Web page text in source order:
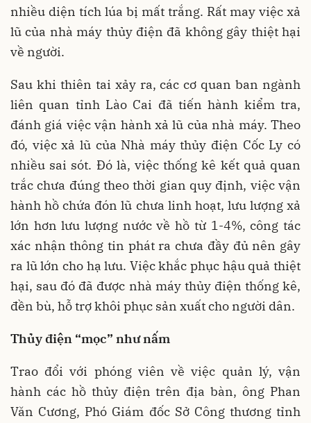
nhiều diện tích lúa bị mất trắng. Rất may việc xả
lũ của nhà máy thủy điện đã không gây thiệt hại
về người.
Sau khi thiên tai xảy ra, các cơ quan ban ngành
liên quan tỉnh Lào Cai đã tiến hành kiểm tra,
đánh giá việc vận hành xả lũ của nhà máy. Theo
đó, việc xả lũ của Nhà máy thủy điện Cốc Ly có
nhiều sai sót. Đó là, việc thống kê kết quả quan
trắc chưa đúng theo thời gian quy định, việc vận
hành hồ chứa đón lũ chưa linh hoạt, lưu lượng xả
lớn hơn lưu lượng nước về hồ từ 1-4%, công tác
xác nhận thông tin phát ra chưa đầy đủ nên gây
ra lũ lớn cho hạ lưu. Việc khắc phục hậu quả thiệt
hại, sau đó đã được nhà máy thủy điện thống kê,
đền bù, hỗ trợ khôi phục sản xuất cho người dân.
Thủy điện “mọc” như nấm
Trao đổi với phóng viên về việc quản lý, vận
hành các hồ thủy điện trên địa bàn, ông Phan
Văn Cương, Phó Giám đốc Sở Công thương tỉnh